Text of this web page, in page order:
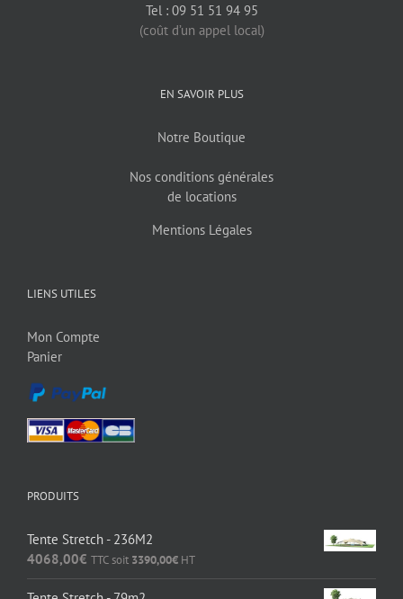
Tel : 09 51 51 94 95
(coût d’un appel local)
EN SAVOIR PLUS
Notre Boutique
Nos conditions générales
de locations
Mentions Légales
LIENS UTILES
Mon Compte
Panier
PRODUITS
Tente Stretch - 236M2
4068,00€ TTC soit 3390,00€ HT